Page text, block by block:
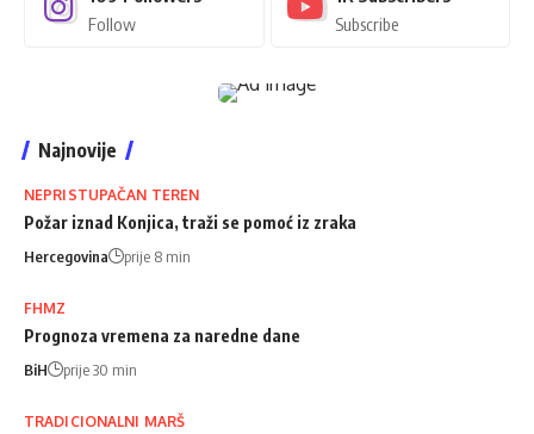
Follow Subscribe
Najnovije
NEPRISTUPAČAN TEREN
Požar iznad Konjica, traži se pomoć iz zraka
Hercegovina prije 8 min
FHMZ
Prognoza vremena za naredne dane
BiH prije 30 min
TRADICIONALNI MARŠ